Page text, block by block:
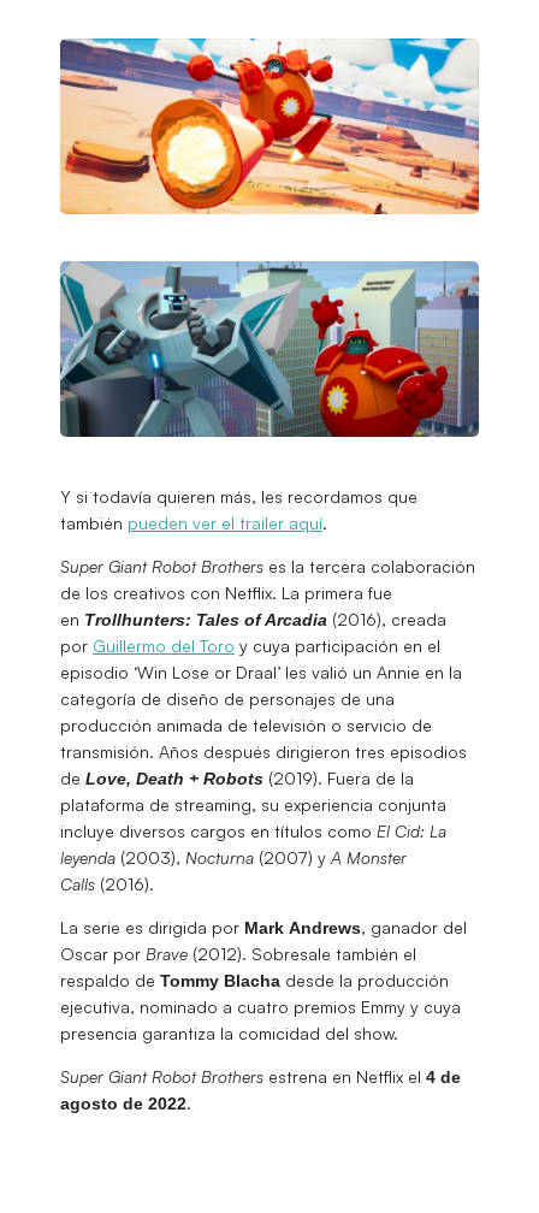
Y si todavía quieren más, les recordamos que
también pueden ver el trailer aquí.
Super Giant Robot Brothers es la tercera colaboración
de los creativos con Netflix. La primera fue
en Trollhunters: Tales of Arcadia (2016), creada
por Guillermo del Toro y cuya participación en el
episodio ‘Win Lose or Draal’ les valió un Annie en la
categoría de diseño de personajes de una
producción animada de televisión o servicio de
transmisión. Años después dirigieron tres episodios
de Love, Death + Robots (2019). Fuera de la
plataforma de streaming, su experiencia conjunta
incluye diversos cargos en títulos como El Cid: La
leyenda (2003), Nocturna (2007) y A Monster
Calls (2016).
La serie es dirigida por Mark Andrews, ganador del
Oscar por Brave (2012). Sobresale también el
respaldo de Tommy Blacha desde la producción
ejecutiva, nominado a cuatro premios Emmy y cuya
presencia garantiza la comicidad del show.
Super Giant Robot Brothers estrena en Netflix el 4 de
agosto de 2022.